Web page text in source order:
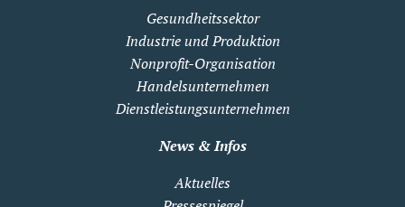
Gesundheitssektor
Industrie und Produktion
Nonprofit-Organisation
Handelsunternehmen
Dienstleistungsunternehmen
News & Infos
Aktuelles